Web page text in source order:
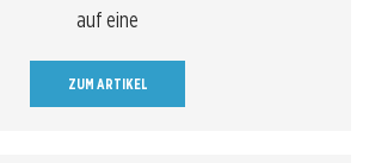
auf eine
ZUM ARTIKEL